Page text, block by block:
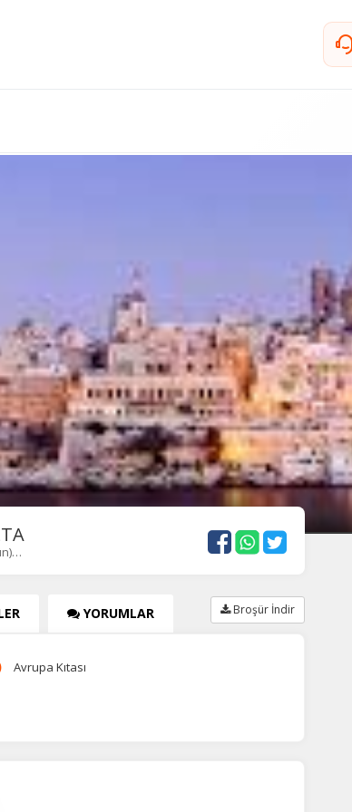
bir web deneyimi sunmak için bazı bilgileri tarayıcınızda
yurt içi ve yurt dışındaki hizmet sağlayıcılarla paylaşabiliriz. Buna
seçebilirsiniz ancak bu durumda sitemiz umduğumuz gibi çalışmaya
bilgi için KVKK bilgilendirmemizi ,çerez kullanımvegizlilik koşullarını
HER ZAMAN AKTIF
güvenlik ve temel site işlevleri için gereklidir. Bu
site düzgün çalışmaz ve devre dışı bırakılamaz.
nasıl kullandığını anonim olarak ölçeriz. Hangi
olduğunu ve kullanıcıların nerede zorluk yaşadığını
uygun reklamlar göstermek için kullanılır.
reklamları görmeye devam edersiniz, ancak daha az
YORUMLAR Broşür İndir
Avrupa Kıtası